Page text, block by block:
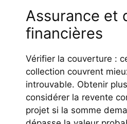
Assurance et
financières
Vérifier la couverture :
collection couvrent
introuvable. Obtenir
considérer la revente
projet si la somme